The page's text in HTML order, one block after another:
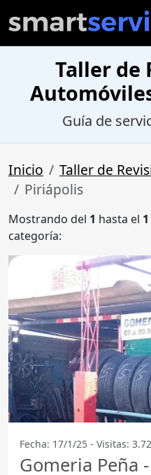
Taller de
Guía de
Inicio
Taller de
Piriápolis
Mostrando del 1 hasta el 1
categoría:
Fecha: 17/1/25 - Visitas:
Gomeria Peña